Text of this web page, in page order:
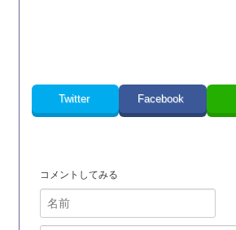
Twitter Facebook
コメントしてみる